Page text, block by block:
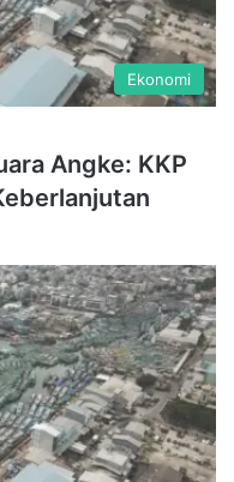
Ekonomi
Angke: KKP